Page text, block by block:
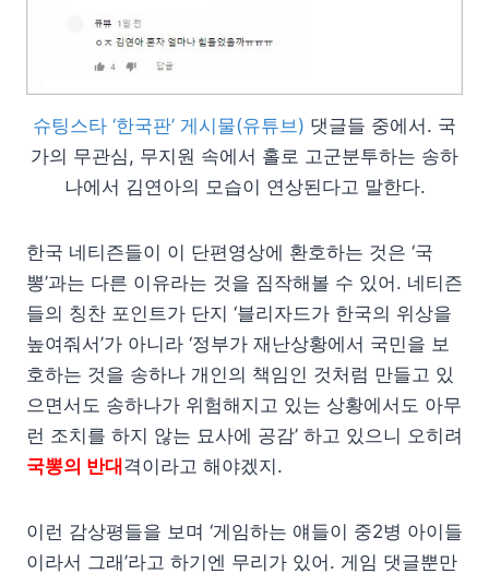
슈팅스타 ‘한국판’ 게시물(유튜브) 댓글들 중에서. 국
가의 무관심, 무지원 속에서 홀로 고군분투하는 송하
나에서 김연아의 모습이 연상된다고 말한다.
한국 네티즌들이 이 단편영상에 환호하는 것은 ‘국
뽕’과는 다른 이유라는 것을 짐작해볼 수 있어. 네티즌
들의 칭찬 포인트가 단지 ‘블리자드가 한국의 위상을
높여줘서’가 아니라 ‘정부가 재난상황에서 국민을 보
호하는 것을 송하나 개인의 책임인 것처럼 만들고 있
으면서도 송하나가 위험해지고 있는 상황에서도 아무
런 조치를 하지 않는 묘사에 공감’ 하고 있으니 오히려
국뽕의 반대격이라고 해야겠지.
이런 감상평들을 보며 ‘게임하는 얘들이 중2병 아이들
이라서 그래’라고 하기엔 무리가 있어. 게임 댓글뿐만